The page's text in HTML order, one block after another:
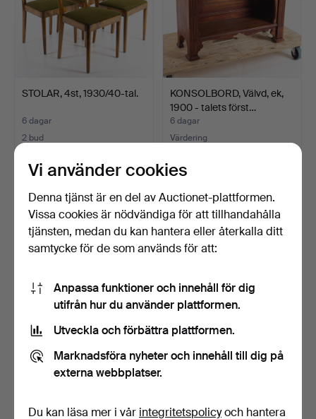
STOLAR, 4st, 1930/40-tal.
6 dagar
2 bud
KONSOLBORD, Välvd, ek,
1900 - talets först…
6 dagar
Värdering
SKÅP / SKÄNK, mahogny,
6 dagar
Värdering
BÄNK, San Diego Ottoman
6 dagar
Vi använder cookies
Denna tjänst är en del av Auctionet-plattformen.
Vissa cookies är nödvändiga för att tillhandahålla
tjänsten, medan du kan hantera eller återkalla ditt
samtycke för de som används för att:
Anpassa funktioner och innehåll för dig
utifrån hur du använder plattformen.
Utveckla och förbättra plattformen.
Marknadsföra nyheter och innehåll till dig på
externa webbplatser.
Du kan läsa mer i vår integritetspolicyoch hantera